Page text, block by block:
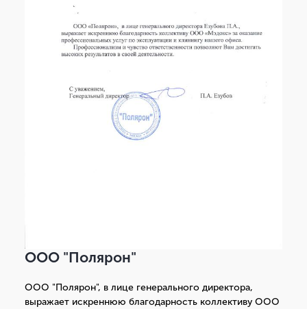
ООО "Полярон"
ООО "Полярон", в лице генерального директора,
выражает искреннюю благодарность коллективу ООО